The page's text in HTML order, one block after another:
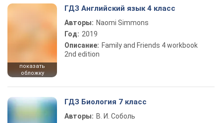
показать
обложку
ГДЗ Английский язык 4 класс
Авторы: Naomi Simmons
Год: 2019
Описание: Family and Friends 4 workbook
2nd edition
ГДЗ Биология 7 класс
Авторы: В. И. Соболь